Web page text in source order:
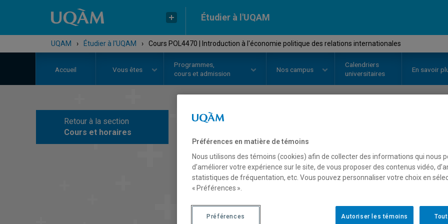
Étudier à l'UQAM
UQAM › Étudier à l'UQAM › Cours POL4470 | Introduction à l'économie politique des relations internationales
Accueil Vous êtes
Programmes,
cours et admission
Nos campus
Calendriers
universitaires
En savoir
Retour à la section
Cours et horaires
Introduction
des relations
Description
Préférences en matière de témoins
Nous utilisons des témoins (cookies) afin de collecter des informations qui nous
d’améliorer votre expérience sur le site, de vous proposer des contenus vidéo,
statistiques de fréquentation, etc. Vous pouvez personnaliser votre choix en
« Préférences ».
Autoriser les témoins
Préférences